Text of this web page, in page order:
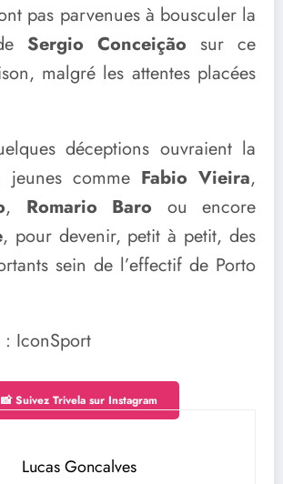
pas parvenues à bousculer la
Sergio Conceição sur ce
malgré les attentes placées
déceptions ouvraient la
comme Fabio Vieira,
, Romario Baro ou encore
, pour devenir, petit à petit, des
sein de l’effectif de Porto
IconSport
📸 Suivez Trivela sur Instagram
Lucas Goncalves